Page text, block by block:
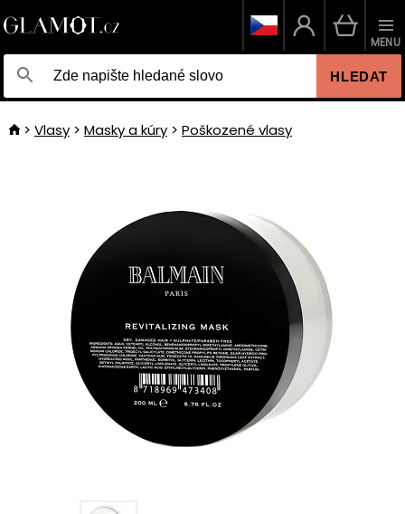
HLEDAT
MENU
Vlasy Masky a kúry Poškozené vlasy